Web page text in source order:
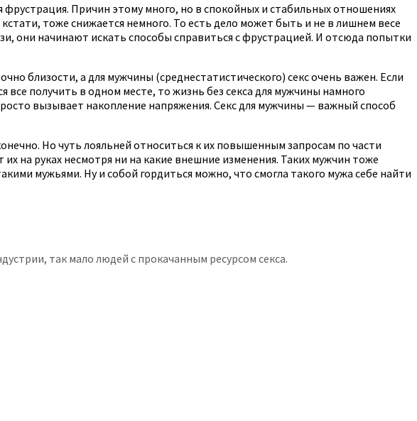
Причин этому много, но в спокойных и стабильных отношениях
тоже снижается немного. То есть дело может быть и не в лишнем весе
они начинают искать способы справиться с фрустрацией. И отсюда попытки
близости, а для мужчины (среднестатистического) секс очень важен. Если
получить в одном месте, то жизнь без секса для мужчины намного
вызывает накопление напряжения. Секс для мужчины — важный способ
Но чуть лояльней относиться к их повышенным запросам по части
на руках несмотря ни на какие внешние изменения. Таких мужчин тоже
мужьями. Ну и собой гордиться можно, что смогла такого мужа себе найти
так мало людей с прокачанным ресурсом секса.